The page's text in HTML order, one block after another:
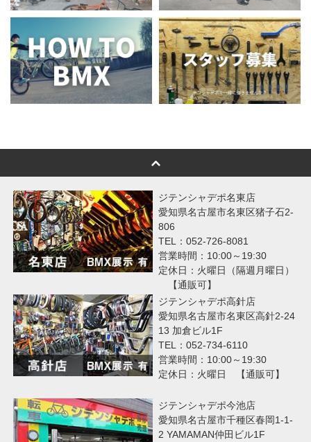
ジテンシャデポ名東店
愛知県名古屋市名東区猪子石2-
806
TEL：052-726-8081
営業時間：10:00～19:30
定休日：火曜日（隔週月曜日）
【通販可】
ジテンシャデポ高針店
愛知県名古屋市名東区高針2-24
13 加倉ビル1F
TEL：052-734-6110
営業時間：10:00～19:30
定休日：火曜日 【通販可】
ジテンシャデポ今池店
愛知県名古屋市千種区春岡1-1-
2 YAMAMAN仲田ビル1F